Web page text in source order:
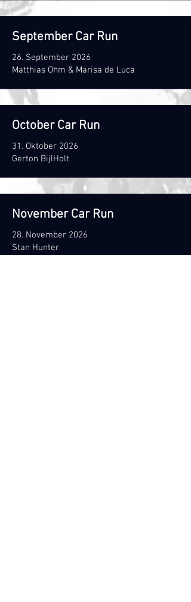
September Car Run
26. September 2026
Matthias Ohm & Marisa de Luca
October Car Run
31. Oktober 2026
Gerton BijlHolt
November Car Run
28. November 2026
Stan Hunter